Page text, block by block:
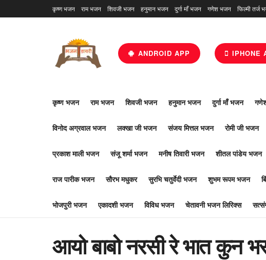
कृष्ण भजन राम भजन शिवजी भजन हनुमान भजन दुर्गा माँ भजन गणेश भजन फिल्मी तर्ज
ANDROID APP IPHONE
कृष्ण भजन राम भजन शिवजी भजन हनुमान भजन दुर्गा माँ भजन
विनोद अग्रवाल भजन लक्खा जी भजन संजय मित्तल भजन रोमी जी भजन
प्रकाश माली भजन संजू शर्मा भजन मनीष तिवारी भजन शीतल पांडेय भजन
राज पारीक भजन सौरभ मधुकर सुरभि चतुर्वेदी भजन शुभम रूपम भजन
भोजपुरी भजन एकादशी भजन विविध भजन चेतावनी भजन लिरिक्स
आयो बाबो नरसी रे भात कुन